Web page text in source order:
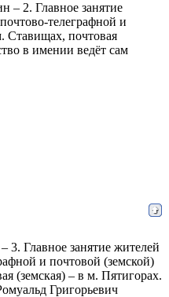
– 2. Главное занятие
телеграфной и
Ставищах, почтовая
в имении ведёт сам
3. Главное занятие жителей
и почтовой (земской)
(земская) – в м. Пятигорах.
Григорьевич